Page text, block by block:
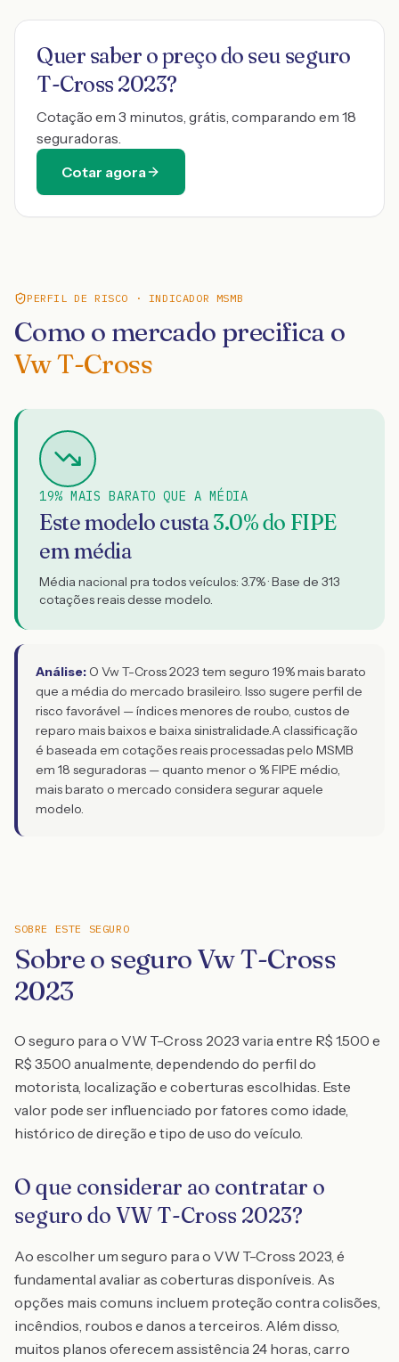
Quer saber o preço do seu seguro
T-Cross 2023?
Cotação em 3 minutos, grátis, comparando em 18
seguradoras.
Cotar agora
PERFIL DE RISCO · INDICADOR MSMB
Como o mercado precifica o
Vw T-Cross
19% MAIS BARATO QUE A MÉDIA
Este modelo custa3.0% do FIPE
em média
Média nacional pra todos veículos: 3.7% · Base de 313
cotações reais desse modelo.
Análise: O Vw T-Cross 2023 tem seguro 19% mais barato
que a média do mercado brasileiro. Isso sugere perfil de
risco favorável — índices menores de roubo, custos de
reparo mais baixos e baixa sinistralidade.A classificação
é baseada em cotações reais processadas pelo MSMB
em 18 seguradoras — quanto menor o % FIPE médio,
mais barato o mercado considera segurar aquele
modelo.
SOBRE ESTE SEGURO
Sobre o seguro Vw T-Cross
2023
O seguro para o VW T-Cross 2023 varia entre R$ 1.500 e
R$ 3.500 anualmente, dependendo do perfil do
motorista, localização e coberturas escolhidas. Este
valor pode ser influenciado por fatores como idade,
histórico de direção e tipo de uso do veículo.
O que considerar ao contratar o
seguro do VW T-Cross 2023?
Ao escolher um seguro para o VW T-Cross 2023, é
fundamental avaliar as coberturas disponíveis. As
opções mais comuns incluem proteção contra colisões,
incêndios, roubos e danos a terceiros. Além disso,
muitos planos oferecem assistência 24 horas, carro